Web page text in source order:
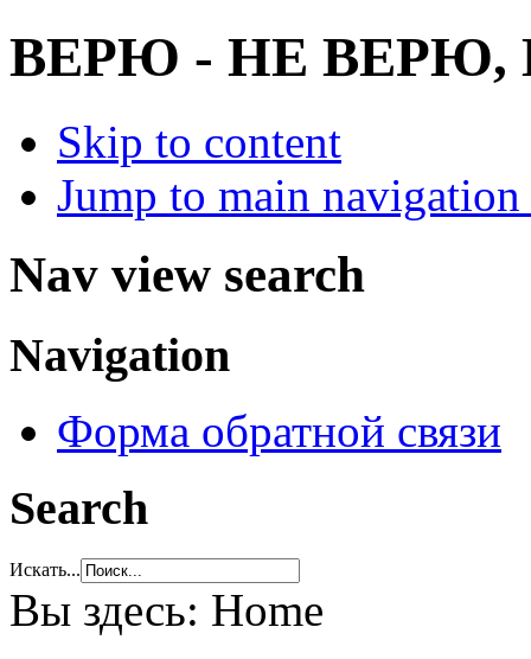
ВЕРЮ - НЕ
Skip to content
Jump to main
Nav view search
Navigation
Форма обратной связи
Search
Искать...
Вы здесь: Home